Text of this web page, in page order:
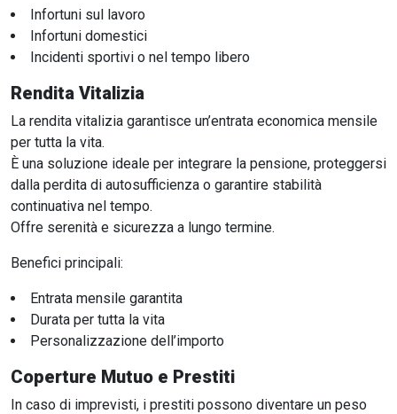
Infortuni sul lavoro
Infortuni domestici
Incidenti sportivi o nel tempo libero
Rendita Vitalizia
La rendita vitalizia garantisce un’entrata economica mensile
per tutta la vita.
È una soluzione ideale per integrare la pensione, proteggersi
dalla perdita di autosufficienza o garantire stabilità
continuativa nel tempo.
Offre serenità e sicurezza a lungo termine.
Benefici principali:
Entrata mensile garantita
Durata per tutta la vita
Personalizzazione dell’importo
Coperture Mutuo e Prestiti
In caso di imprevisti, i prestiti possono diventare un peso